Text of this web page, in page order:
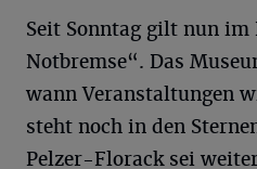
Seit Sonntag gilt nun im
Notbremse“. Das
wann Veranstaltungen
steht noch in den
Pelzer-Florack sei